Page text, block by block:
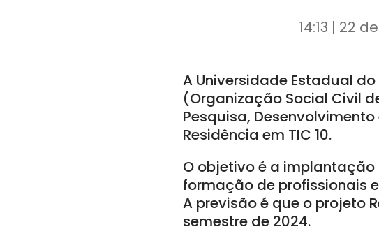
14:13 | 22
A Universidade Estadual
(Organização Social Civil
Pesquisa,
Residência em TIC 10.
O objetivo é a
formação de profissionais
A previsão é que o projeto
semestre de 2024.